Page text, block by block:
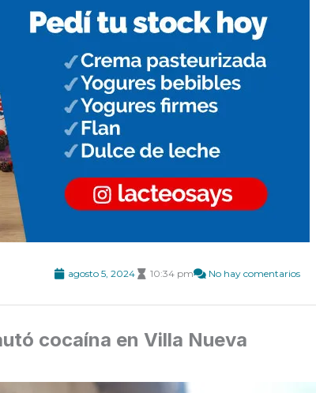
agosto 5, 2024 10:34 pm No hay comentarios
cocaína en Villa Nueva